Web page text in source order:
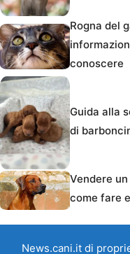
Rogna del
conoscere
Guida alla
di
Vendere
come fare
News.cani.it di